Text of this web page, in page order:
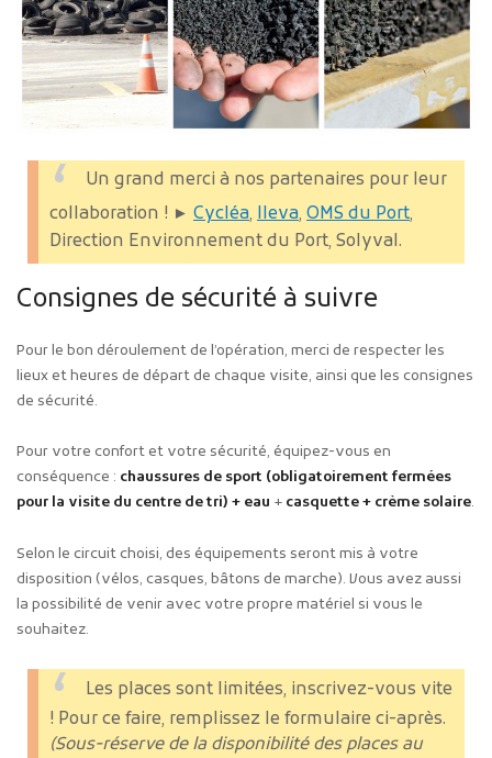
Un grand merci à nos partenaires pour leur
collaboration ! ► Cycléa, Ileva, OMS du Port,
Direction Environnement du Port, Solyval.
Consignes de sécurité à suivre
Pour le bon déroulement de l’opération, merci de respecter les
lieux et heures de départ de chaque visite, ainsi que les consignes
de sécurité.
Pour votre confort et votre sécurité, équipez-vous en
conséquence : chaussures de sport (obligatoirement fermées
pour la visite du centre de tri) + eau + casquette + crème solaire.
Selon le circuit choisi, des équipements seront mis à votre
disposition (vélos, casques, bâtons de marche). Vous avez aussi
la possibilité de venir avec votre propre matériel si vous le
souhaitez.
Les places sont limitées, inscrivez-vous vite
! Pour ce faire, remplissez le formulaire ci-après.
(Sous-réserve de la disponibilité des places au